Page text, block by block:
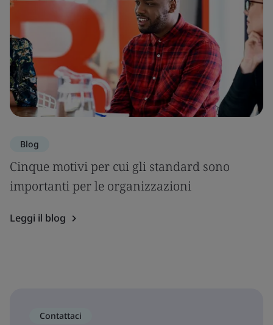
Blog
Cinque motivi per cui gli standard sono
importanti per le organizzazioni
Leggi il blog
Contattaci